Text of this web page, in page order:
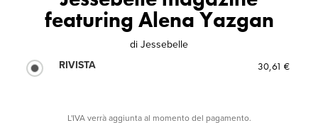
featuring Alena Yazgan
di Jessebelle
RIVISTA
30,61 €
L'IVA verrà aggiunta al momento del pagamento.